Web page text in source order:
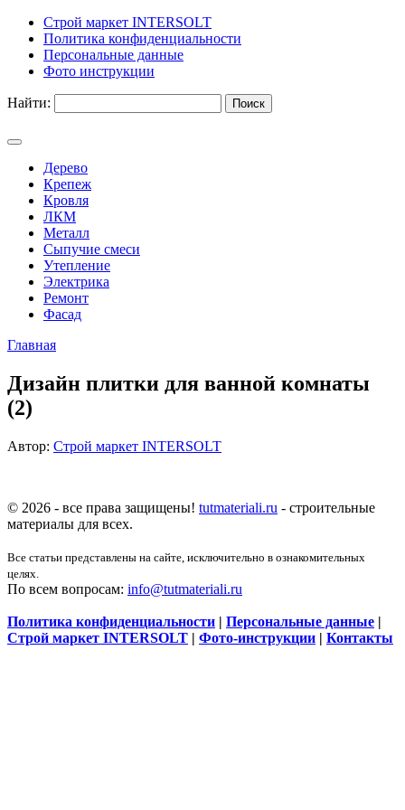
Строй маркет INTERSOLT
Политика конфиденциальности
Персональные данные
Фото инструкции
Найти:
Дерево
Крепеж
Кровля
ЛКМ
Металл
Сыпучие смеси
Утепление
Электрика
Ремонт
Фасад
Главная
Дизайн плитки для ванной комнаты
(2)
Автор: Строй маркет INTERSOLT
© 2026 - все права защищены! tutmateriali.ru - строительные
материалы для всех.
Все статьи представлены на сайте, исключительно в ознакомительных
целях.
По всем вопросам: info@tutmateriali.ru
Политика конфиденциальности | Персональные данные |
Строй маркет INTERSOLT | Фото-инструкции | Контакты